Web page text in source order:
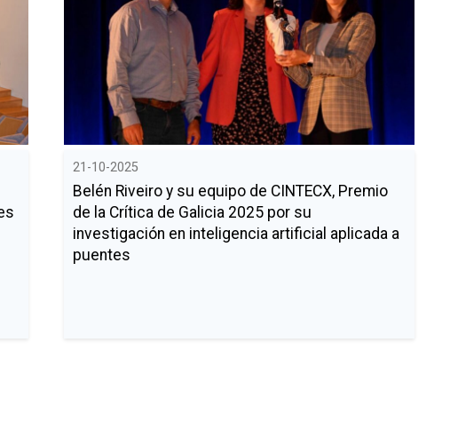
21-10-2025
Belén Riveiro y su equipo de CINTECX, Premio
de la Crítica de Galicia 2025 por su
investigación en inteligencia artificial aplicada a
puentes